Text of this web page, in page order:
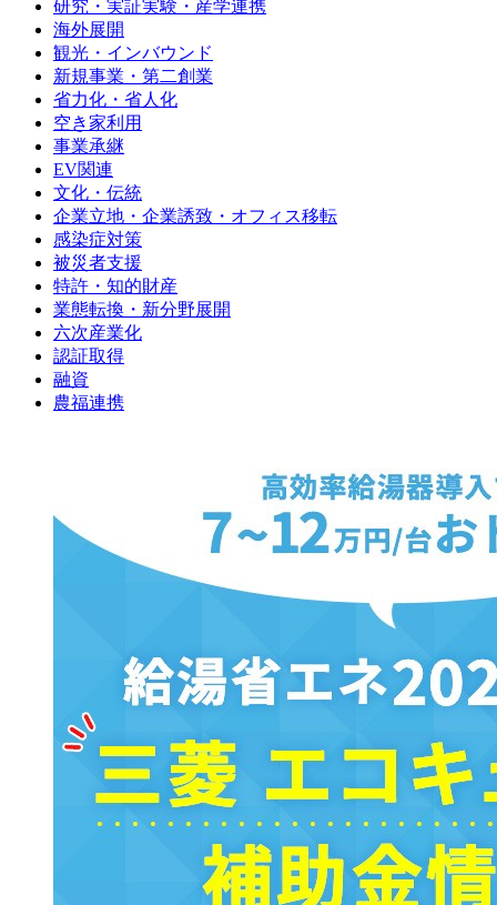
研究・実証実験・産学連携
海外展開
観光・インバウンド
新規事業・第二創業
省力化・省人化
空き家利用
事業承継
EV関連
文化・伝統
企業立地・企業誘致・オフィス移転
感染症対策
被災者支援
特許・知的財産
業態転換・新分野展開
六次産業化
認証取得
融資
農福連携